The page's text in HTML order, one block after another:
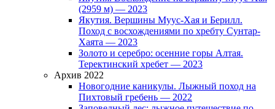
(2959 м) — 2023
Якутия. Вершины Муус-Хая и Берилл.
Поход с восхождениями по хребту Сунтар-
Хаята — 2023
Золото и серебро: осенние горы Алтая.
Теректинский хребет — 2023
Архив 2022
Новогодние каникулы. Лыжный поход на
Пихтовый гребень — 2022